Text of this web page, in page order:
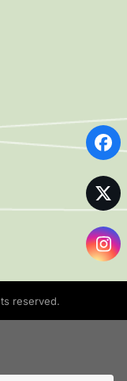
reserved.